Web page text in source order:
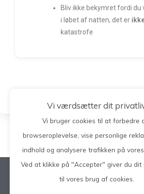
Bliv ikke bekymret fordi du
i løbet af natten, det er
katastrofe
Søg på hele siden
Vi værdsætter dit
Vi bruger cookies til at forbedre
browseroplevelse, vise personlige
indhold og analysere trafikken på
Ved at klikke på "Accepter" giver du dit
til vores brug af cookies.